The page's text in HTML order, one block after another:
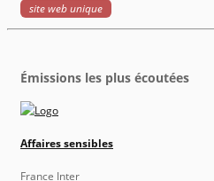
site web unique
Émissions les plus écoutées
Affaires sensibles
France Inter